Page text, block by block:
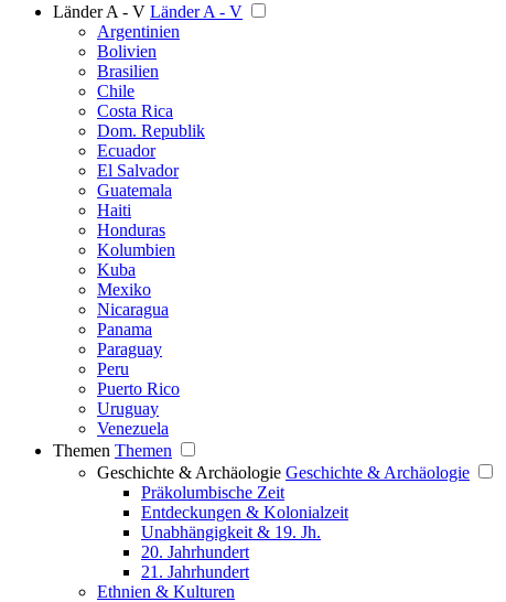
Länder A - V Länder A - V
Argentinien
Bolivien
Brasilien
Chile
Costa Rica
Dom. Republik
Ecuador
El Salvador
Guatemala
Haiti
Honduras
Kolumbien
Kuba
Mexiko
Nicaragua
Panama
Paraguay
Peru
Puerto Rico
Uruguay
Venezuela
Themen Themen
Geschichte & Archäologie Geschichte & Archäologie
Präkolumbische Zeit
Entdeckungen & Kolonialzeit
Unabhängigkeit & 19. Jh.
20. Jahrhundert
21. Jahrhundert
Ethnien & Kulturen